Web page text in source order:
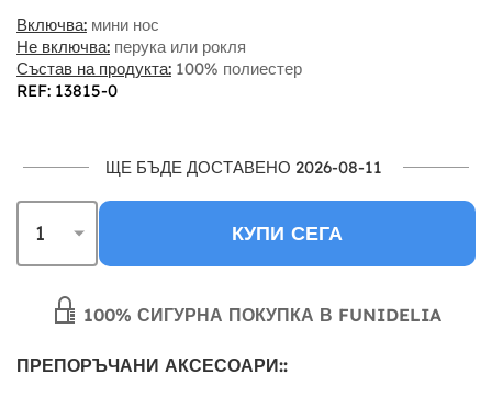
Включва: мини нос
Не включва: перука или рокля
Състав на продукта: 100% полиестер
REF: 13815-0
ЩЕ БЪДЕ ДОСТАВЕНО 2026-08-11
КУПИ СЕГА
100% СИГУРНА ПОКУПКА В FUNIDELIA
ПРЕПОРЪЧАНИ АКСЕСОАРИ::